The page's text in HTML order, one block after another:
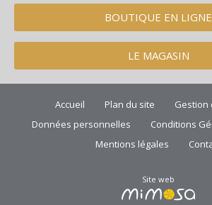
BOUTIQUE EN LIGNE
LE MAGASIN
Site web
Accueil Plan du site
Gestion
Données personnelles
Conditions
Mentions légales